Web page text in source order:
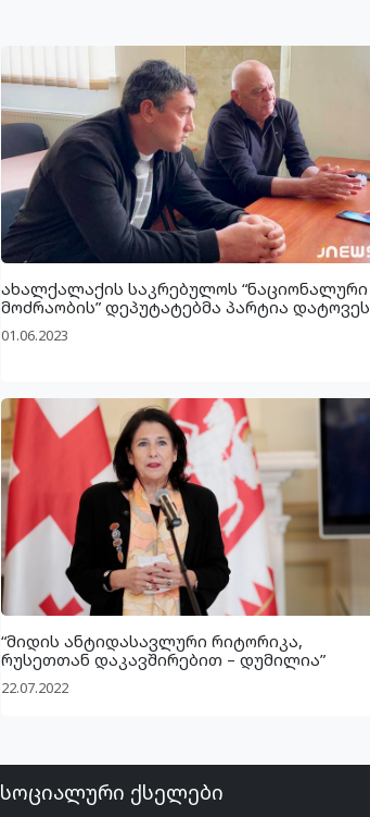
ახალქალაქის საკრებულოს “ნაციონალური
მოძრაობის” დეპუტატებმა პარტია დატოვეს
01.06.2023
“მიდის ანტიდასავლური რიტორიკა,
რუსეთთან დაკავშირებით – დუმილია”
22.07.2022
სოციალური ქსელები